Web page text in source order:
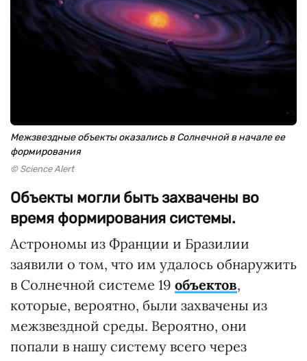
Межзвездные объекты оказались в Солнечной в начале ее
формирования
© Science Alert
Объекты могли быть захвачены во
время формирования системы.
Астрономы из Франции и Бразилии
заявили о том, что им удалось обнаружить
в Солнечной системе 19 объектов,
которые, вероятно, были захвачены из
межзвездной среды. Вероятно, они
попали в нашу систему всего через